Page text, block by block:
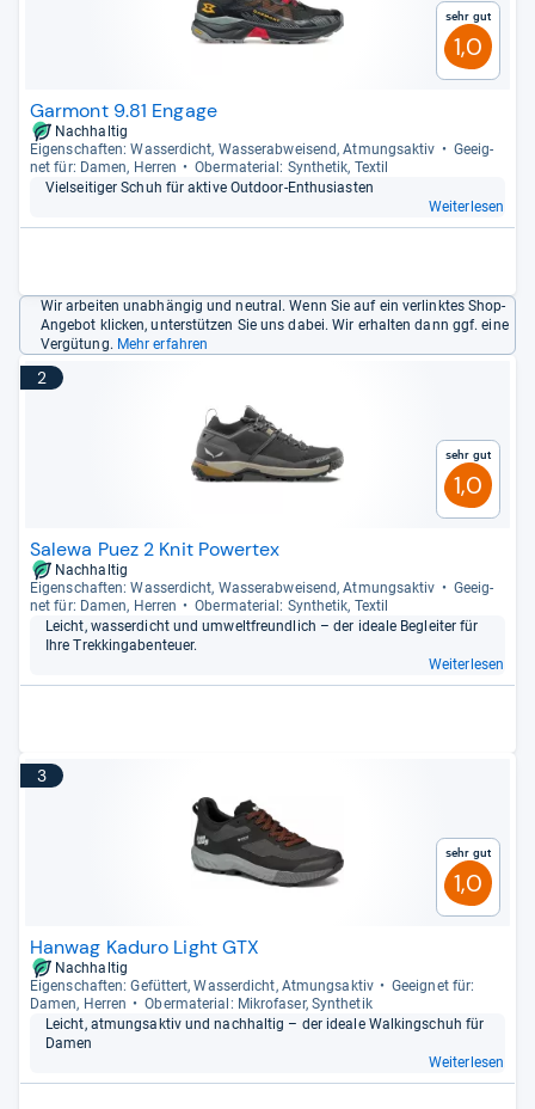
Sehr gut
1,0
Garmont 9.81 Engage
Nachhaltig
Eigen­schaf­ten: Was­ser­dicht, Was­ser­ab­wei­send, Atmungs­ak­tiv
Geeig­
net für: Damen, Her­ren
Ober­ma­te­rial: Syn­the­tik, Tex­til
Viel­sei­ti­ger Schuh für aktive Out­door-​Enthu­sias­ten
Weiterlesen
Wir arbeiten unabhängig und neutral. Wenn Sie auf ein verlinktes Shop-
Angebot klicken, unterstützen Sie uns dabei. Wir erhalten dann ggf. eine
Vergütung. Mehr erfahren
2
Sehr gut
1,0
Salewa Puez 2 Knit Powertex
Nachhaltig
Eigen­schaf­ten: Was­ser­dicht, Was­ser­ab­wei­send, Atmungs­ak­tiv
Geeig­
net für: Damen, Her­ren
Ober­ma­te­rial: Syn­the­tik, Tex­til
Leicht, was­ser­dicht und umwelt­freund­lich – der ideale Beglei­ter für
Ihre Trek­kin­ga­ben­teuer.
Weiterlesen
3
Sehr gut
1,0
Hanwag Kaduro Light GTX
Nachhaltig
Eigen­schaf­ten: Gefüt­tert, Was­ser­dicht, Atmungs­ak­tiv
Geeig­net für:
Damen, Her­ren
Ober­ma­te­rial: Mikro­fa­ser, Syn­the­tik
Leicht, atmungs­ak­tiv und nach­hal­tig – der ideale Wal­kingschuh für
Damen
Weiterlesen